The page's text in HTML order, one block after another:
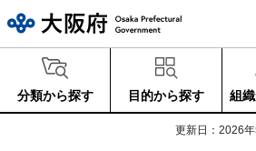
分類から探す 目的から探す 組
更新日：2026